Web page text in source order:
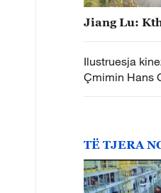
Jiang Lu:
Ilustruesja
Çmimin Hans
TË TJERA